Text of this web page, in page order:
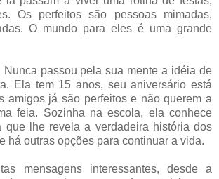
Os perfeitos são pessoas mimadas,
O mundo para eles é uma grande
Nunca passou pela sua mente a idéia de
Ela tem 15 anos, seu aniversário está
amigos já são perfeitos e não querem a
feia. Sozinha na escola, ela conhece
que lhe revela a verdadeira história dos
há outras opções para continuar a vida.
mensagens interessantes, desde a